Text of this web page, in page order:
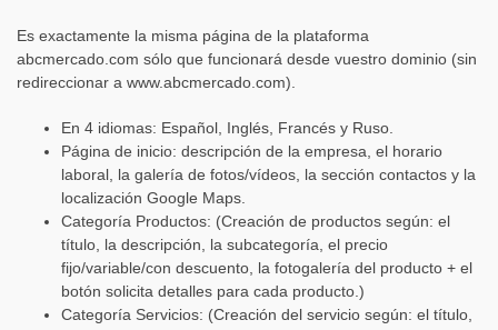
Es exactamente la misma página de la plataforma
abcmercado.com sólo que funcionará desde vuestro dominio (sin
redireccionar a www.abcmercado.com).
En 4 idiomas: Español, Inglés, Francés y Ruso.
Página de inicio: descripción de la empresa, el horario
laboral, la galería de fotos/vídeos, la sección contactos y la
localización Google Maps.
Categoría Productos: (Creación de productos según: el
título, la descripción, la subcategoría, el precio
fijo/variable/con descuento, la fotogalería del producto + el
botón solicita detalles para cada producto.)
Categoría Servicios: (Creación del servicio según: el título,